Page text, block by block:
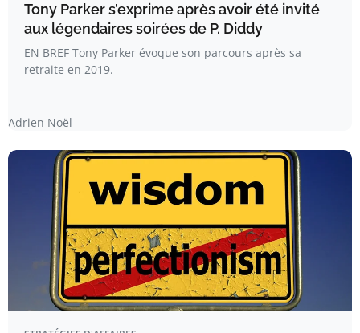
Tony Parker s’exprime après avoir été invité
aux légendaires soirées de P. Diddy
EN BREF Tony Parker évoque son parcours après sa
retraite en 2019.
Adrien Noël